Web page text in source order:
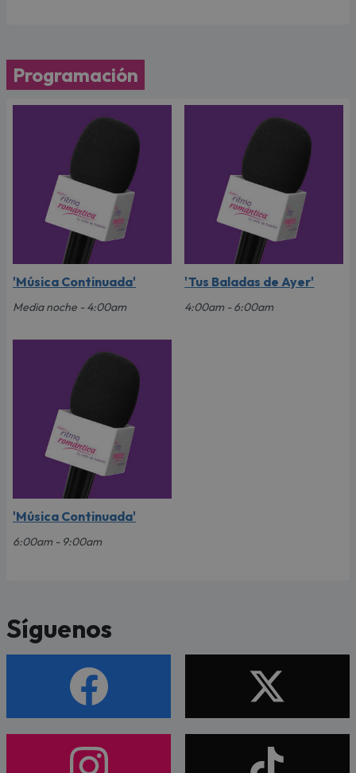
Programación
'Música Continuada'
Media noche - 4:00am
'Tus Baladas de Ayer'
4:00am - 6:00am
'Música Continuada'
6:00am - 9:00am
Síguenos